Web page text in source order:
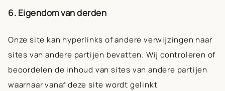
6. Eigendom van derden
Onze site kan hyperlinks of andere verwijzingen naar
sites van andere partijen bevatten. Wij controleren of
beoordelen de inhoud van sites van andere partijen
waarnaar vanaf deze site wordt gelinkt